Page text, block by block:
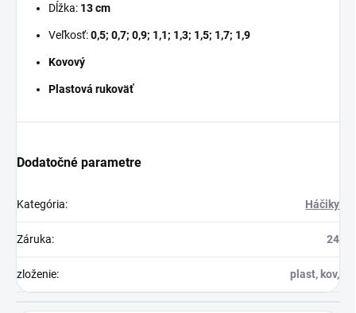
Dĺžka: 13 cm
Veľkosť:0,5; 0,7; 0,9; 1,1; 1,3; 1,5; 1,7; 1,9
Kovový
Plastová rukoväť
Dodatočné parametre
Kategória: Háčiky
Záruka: 24
zloženie: plast, kov,